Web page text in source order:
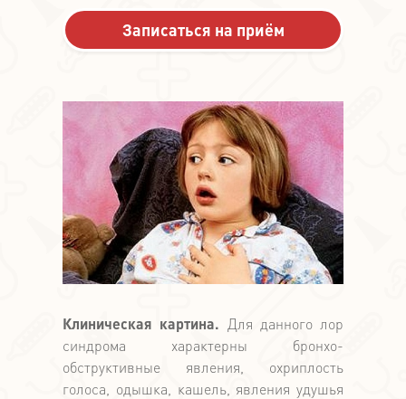
Клиническая картина. Для данного лор
синдрома характерны бронхо-
обструктивные явления, охриплость
голоса, одышка, кашель, явления удушья